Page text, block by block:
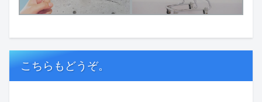
こちらもどうぞ。